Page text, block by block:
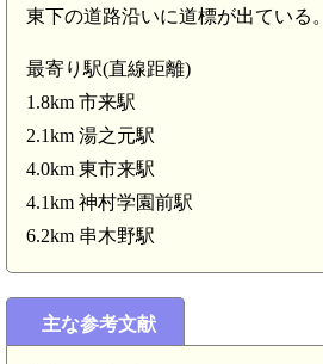
東下の道路沿いに道標が出ている。
最寄り駅(直線距離)
1.8km 市来駅
2.1km 湯之元駅
4.0km 東市来駅
4.1km 神村学園前駅
6.2km 串木野駅
主な参考文献